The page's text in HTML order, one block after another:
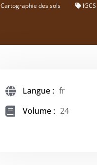
Cartographie des sols
IGCS
Langue : fr
Volume : 24